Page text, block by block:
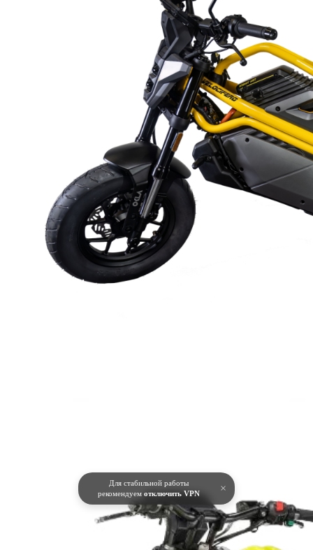
Для стабильной работы
рекомендуем отключить VPN ×